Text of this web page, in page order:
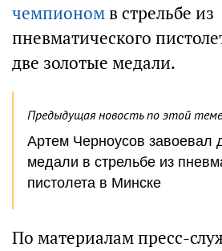
чемпиономв стрельбе из
пневматического
две золотые медали.
Предыдущая новость по этой
Артем Черноусов завоевал
медали в стрельбе из
пистолета в Минске
По материалам пресс-